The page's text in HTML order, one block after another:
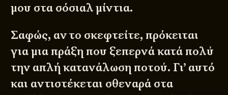
μου στα σόσιαλ μίντια.
Σαφώς, αν το σκεφτείτε, πρόκειται
για μια πράξη που ξεπερνά κατά πολύ
την απλή κατανάλωση ποτού. Γι’ αυτό
και αντιστέκεται σθεναρά στα